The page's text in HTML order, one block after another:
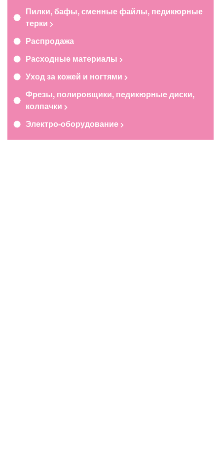
Пилки, бафы, сменные файлы, педикюрные
терки
Распродажа
Расходные материалы
Уход за кожей и ногтями
Фрезы, полировщики, педикюрные диски,
колпачки
Электро-оборудование